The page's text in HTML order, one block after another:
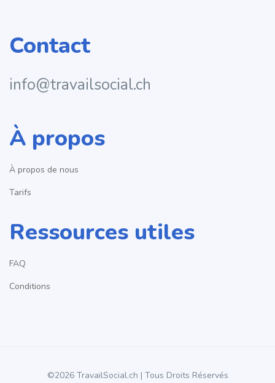
Contact
info@travailsocial.ch
À propos
À propos de nous
Tarifs
Ressources utiles
FAQ
Conditions
©2026 TravailSocial.ch | Tous Droits Réservés